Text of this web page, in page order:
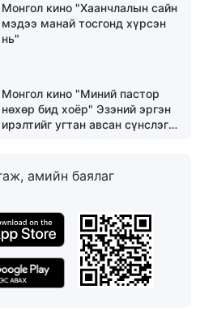
Монгол кино "Хаанчлалын сайн
мэдээ манай тосгонд хүрсэн
нь"
Монгол кино "Миний пастор
нөхөр бид хоёр" Эзэний эргэн
ирэлтийг угтан авсан сүнслэг
Монгол кино "Амь өрссөн сайн
итгэгчид Эзэн Есүсийн эргэн
ирэлтийг тухаглаж байх
гэрчлэл
Монгол кино "Тэнгэрийн
хаанчлалын зоог" Католик
амийн баялаг